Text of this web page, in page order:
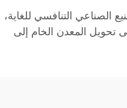
الصناعي التنافسي للغاية،
تحويل المعدن الخام إلى
العالمية نحو تصاميم